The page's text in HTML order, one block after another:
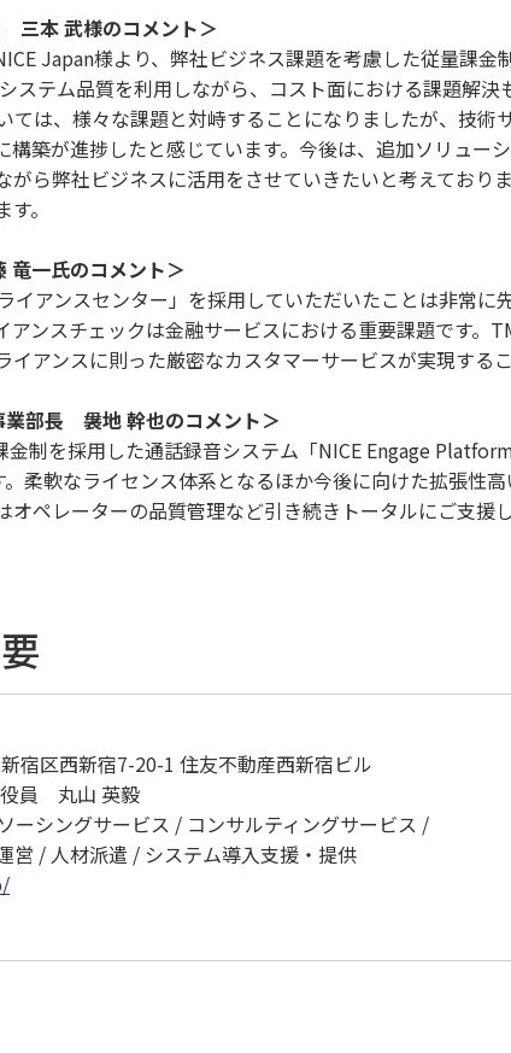
本 武様のコメント＞
Japan様より、弊社ビジネス課題を考慮した従量課金
ステム品質を利用しながら、コスト面における課題解
ては、様々な課題と対峙することになりましたが、技術
構築が進捗したと感じています。今後は、追加ソリュー
がら弊社ビジネスに活用をさせていきたいと考えており
。
一氏のコメント＞
イアンスセンター」を採用していただいたことは非常に
アンスチェックは金融サービスにおける重要課題です。
アンスに則った厳密なカスタマーサービスが実現する
部長 袰地 幹也のコメント＞
制を採用した通話録音システム「NICE Engage
柔軟なライセンス体系となるほか今後に向けた拡張性
ペレーターの品質管理など引き続きトータルにご支援し
宿区西新宿7-20-1 住友不動産西新宿ビル
員 丸山 英毅
シングサービス / コンサルティングサービス /
材派遣 / システム導入支援・提供